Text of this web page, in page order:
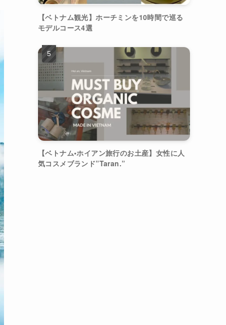
【ベトナム観光】ホーチミンを10時間で巡る
モデルコース4選
【ベトナム•ホイアン旅行のお土産】女性に人
気コスメブランド”Taran.”